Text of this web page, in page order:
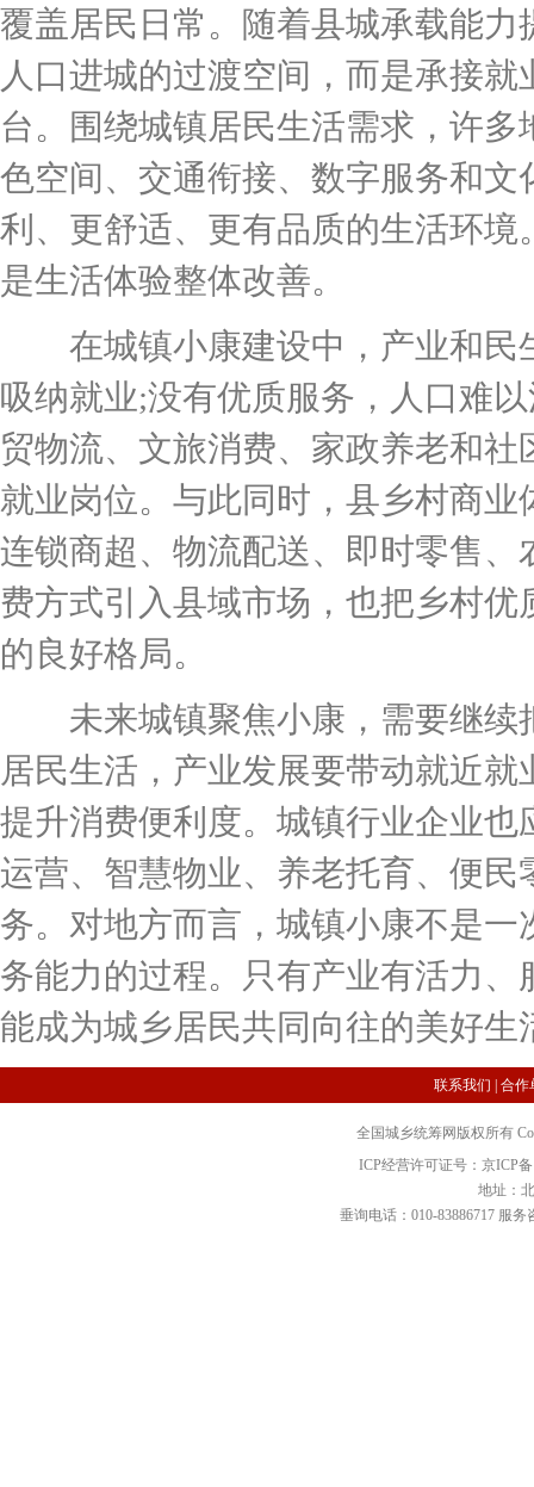
覆盖居民日常。随着县城承载能
人口进城的过渡空间，而是承接
台。围绕城镇居民生活需求，许
色空间、交通衔接、数字服务和
利、更舒适、更有品质的生活环
是生活体验整体改善。
在城镇小康建设中，产业和民
吸纳就业;没有优质服务，人口难
贸物流、文旅消费、家政养老和
就业岗位。与此同时，县乡村商
连锁商超、物流配送、即时零售
费方式引入县域市场，也把乡村
的良好格局。
未来城镇聚焦小康，需要继续
居民生活，产业发展要带动就近
提升消费便利度。城镇行业企业
运营、智慧物业、养老托育、便
务。对地方而言，城镇小康不是
务能力的过程。只有产业有活力
能成为城乡居民共同向往的美好生
联系我们 合作
全国城乡统筹网版权所有
ICP经营许可证号：京ICP备
地址：
垂询电话：010-83886717 服务